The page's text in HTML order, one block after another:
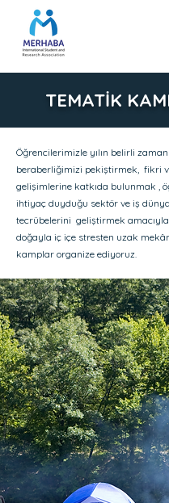
TEMATİK
Öğrencilerimizle yılın belirli
beraberliğimizi pekiştirmek, fikri
gelişimlerine katkıda bulunmak ,
ihtiyaç duyduğu sektör ve iş
tecrübelerini geliştirmek amacıyla
doğayla iç içe stresten uzak
kamplar organize ediyoruz.